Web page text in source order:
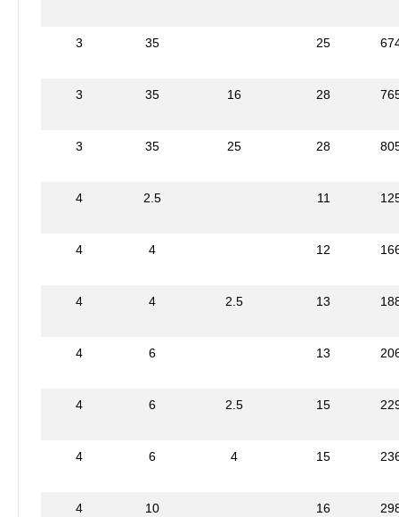
3 35 25
3 35 16 28
3 35 25 28
4 2.5 11
4 4 12
4 4 2.5 13
4 6 13
4 6 2.5 15
4 6 4 15
4 10 16